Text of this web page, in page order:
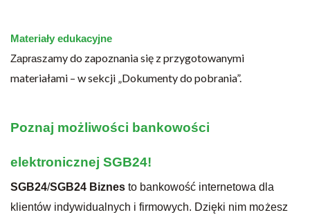
Materiały edukacyjne
Zapraszamy do zapoznania się z przygotowanymi
materiałami – w sekcji „Dokumenty do pobrania”.
Poznaj możliwości bankowości
elektronicznej SGB24!
SGB24/SGB24 Biznes to bankowość internetowa dla
klientów indywidualnych i firmowych. Dzięki nim możesz